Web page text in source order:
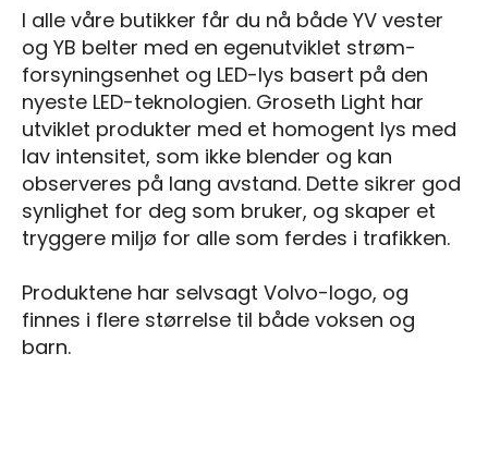
I alle våre butikker får du nå både YV vester
og YB belter med en egenutviklet strøm-
forsyningsenhet og LED-lys basert på den
nyeste LED-teknologien. Groseth Light har
utviklet produkter med et homogent lys med
lav intensitet, som ikke blender og kan
observeres på lang avstand. Dette sikrer god
synlighet for deg som bruker, og skaper et
tryggere miljø for alle som ferdes i trafikken.
Produktene har selvsagt Volvo-logo, og
finnes i flere størrelse til både voksen og
barn.